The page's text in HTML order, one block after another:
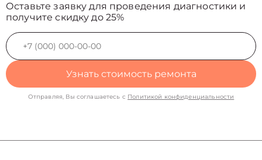
Оставьте заявку для проведения диагностики и
получите скидку до 25%
Узнать стоимость ремонта
Отправляя, Вы соглашаетесь с Политикой конфиденциальности